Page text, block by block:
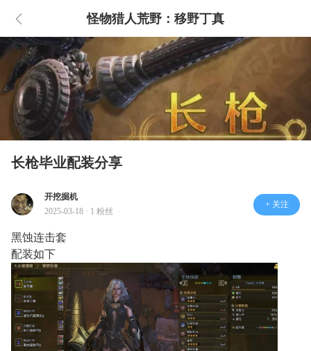
怪物猎人荒野：移野丁真
长枪毕业配装分享
开挖掘机
2025-03-18 · 1 粉丝
+ 关注
黑蚀连击套
配装如下